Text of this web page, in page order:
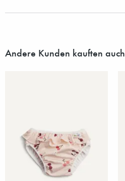
Andere Kunden kauften auch